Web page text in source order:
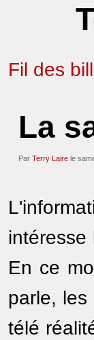
Fil des
La
Par Terry Laire le
En ce
parle, les
télé